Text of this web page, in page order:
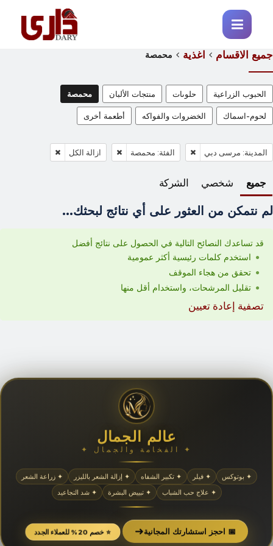
جميع الاقسام اغذية محمصة
الحبوب الزراعية حلوىات منتجات الألبان محمصة
لحوم-اسماك الخضروات والفواكه أطعمة أخرى
المدينة: مرسى دبي الفئة: محمصة ازالة الكل
جميع شخصي الشركة
لم نتمكن من العثور على أي نتائج لبحثك...
قد تساعدك النصائح التالية في الحصول على نتائج أفضل
استخدم كلمات رئيسية أكثر عمومية
تحقق من هجاء الموقف
تقليل المرشحات، واستخدام أقل منها
تصفية إعادة تعيين
عالم الجمال
✦ الفخامة والجمال ✦
✦ بوتوكس ✦ فيلر ✦ تكبير الشفاه ✦ إزالة الشعر بالليزر
✦ زراعة الشعر
✦ علاج حب الشباب
✦ تبييض البشرة ✦ شد التجاعيد
📅 احجز استشارتك المجانية➜ ⭐ خصم 20% للعملاء الجدد